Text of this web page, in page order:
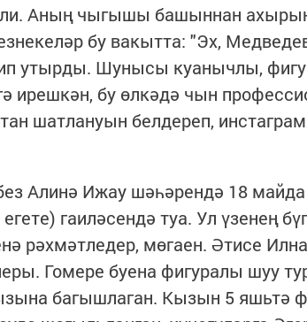
Аның чы­гы­шы ба­шын­нан
бу ва­кыт­та: "Эх,
утыр­ды. Шу­ны­сы ку­а­ныч­лы,
иреш­кән, бу өл­кә­дә чын
шат­ла­ну­ын бел­де­реп,
Али­нә Ижау шә­һә­рен­дә 18
га­и­лә­сен­дә туа. Ул үзе­нең
рәх­мәт­ле­дер, мө­га­ен. Әти­се
Го­ме­ре бу­е­на фи­гу­ра­лы шуу
ба­гыш­ла­ган. Кы­зын 5 яшь­тә